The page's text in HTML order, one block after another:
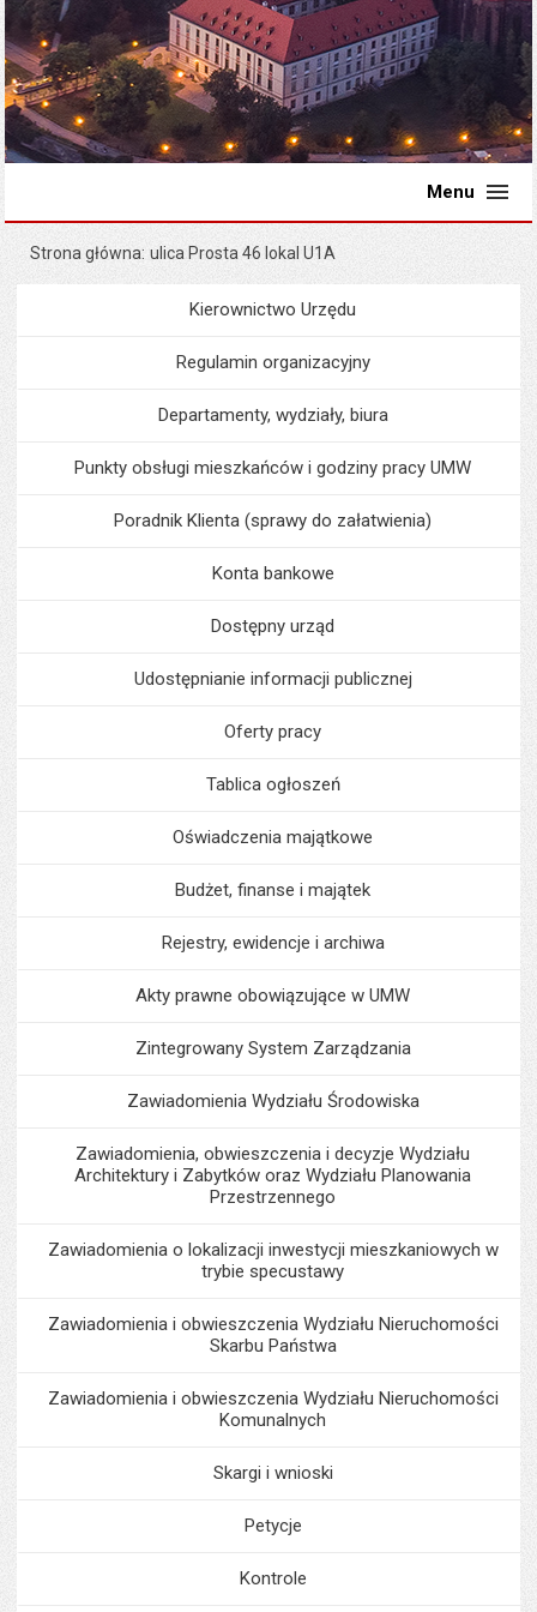
Menu
Strona główna ulica Prosta 46 lokal U1A
MenuUrząd Miejski
Kierownictwo Urzędu
Regulamin organizacyjny
Departamenty, wydziały, biura
Punkty obsługi mieszkańców i godziny pracy UMW
Poradnik Klienta (sprawy do załatwienia)
Konta bankowe
Dostępny urząd
Udostępnianie informacji publicznej
Oferty pracy
Tablica ogłoszeń
Oświadczenia majątkowe
Budżet, finanse i majątek
Rejestry, ewidencje i archiwa
Akty prawne obowiązujące w UMW
Zintegrowany System Zarządzania
Zawiadomienia Wydziału Środowiska
Zawiadomienia, obwieszczenia i decyzje Wydziału
Architektury i Zabytków oraz Wydziału Planowania
Przestrzennego
Zawiadomienia o lokalizacji inwestycji mieszkaniowych w
trybie specustawy
Zawiadomienia i obwieszczenia Wydziału Nieruchomości
Skarbu Państwa
Zawiadomienia i obwieszczenia Wydziału Nieruchomości
Komunalnych
Skargi i wnioski
Petycje
Kontrole